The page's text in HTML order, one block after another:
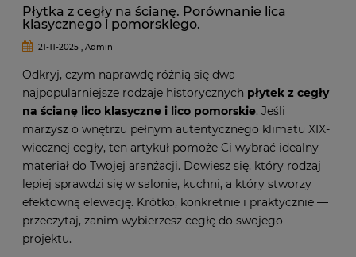
Płytka z cegły na ścianę. Porównanie lica
klasycznego i pomorskiego.
21-11-2025 , Admin
Odkryj, czym naprawdę różnią się dwa
najpopularniejsze rodzaje historycznych płytek z cegły
na ścianę lico klasyczne i lico pomorskie. Jeśli
marzysz o wnętrzu pełnym autentycznego klimatu XIX-
wiecznej cegły, ten artykuł pomoże Ci wybrać idealny
materiał do Twojej aranżacji. Dowiesz się, który rodzaj
lepiej sprawdzi się w salonie, kuchni, a który stworzy
efektowną elewację. Krótko, konkretnie i praktycznie —
przeczytaj, zanim wybierzesz cegłę do swojego
projektu.